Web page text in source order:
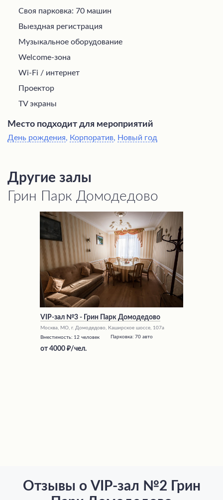
Своя парковка: 70 машин
Выездная регистрация
Музыкальное оборудование
Welcome-зона
Wi-Fi / интернет
Проектор
TV экраны
Место подходит для мероприятий
День рождения, Корпоратив, Новый год
Другие залы
Грин Парк Домодедово
VIP-зал №3 - Грин Парк Домодедово
Москва, МО, г. Домодедово, Каширское шоссе, 107а
Вместимость: 12 человек Парковка: 70 авто
от 4000 /чел.
Отзывы о VIP-зал №2 Грин